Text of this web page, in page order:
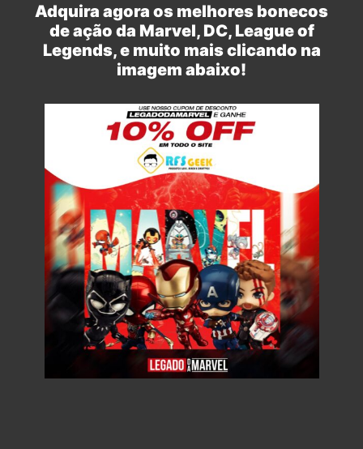
Adquira agora os melhores bonecos
de ação da Marvel, DC, League of
Legends, e muito mais clicando na
imagem abaixo!